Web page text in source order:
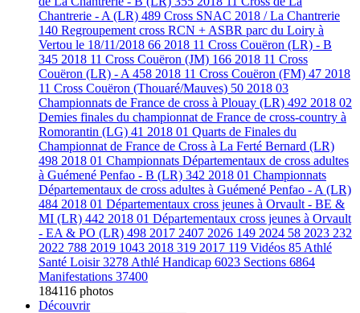
Chantrerie - A (LR) 489 Cross SNAC 2018 / La Chantrerie
140 Regroupement cross RCN + ASBR parc du Loiry à
Vertou le 18/11/2018 66 2018 11 Cross Couëron (LR) - B
345 2018 11 Cross Couëron (JM) 166 2018 11 Cross
Couëron (LR) - A 458 2018 11 Cross Couëron (FM) 47 2018
11 Cross Couëron (Thouaré/Mauves) 50 2018 03
Championnats de France de cross à Plouay (LR) 492 2018 02
Demies finales du championnat de France de cross-country à
Romorantin (LG) 41 2018 01 Quarts de Finales du
Championnat de France de Cross à La Ferté Bernard (LR)
498 2018 01 Championnats Départementaux de cross adultes
à Guémené Penfao - B (LR) 342 2018 01 Championnats
Départementaux de cross adultes à Guémené Penfao - A (LR)
484 2018 01 Départementaux cross jeunes à Orvault - BE &
MI (LR) 442 2018 01 Départementaux cross jeunes à Orvault
- EA & PO (LR) 498 2017 2407 2026 149 2024 58 2023 232
2022 788 2019 1043 2018 319 2017 119 Vidéos 85 Athlé
Santé Loisir3278 Athlé Handicap 6023 Sections 6864
Manifestations 37400
184116 photos
Découvrir